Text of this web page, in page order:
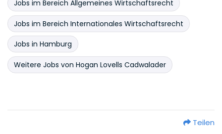
Jobs im Bereich Allgemeines Wirtschaftsrecht
Jobs im Bereich Internationales Wirtschaftsrecht
Jobs in Hamburg
Weitere Jobs von Hogan Lovells Cadwalader
Teilen